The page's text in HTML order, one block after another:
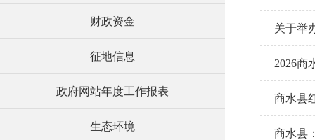
财政资金
征地信息
政府网站年度工作报表
生态环境
关于举
2026商
商水县
商水县